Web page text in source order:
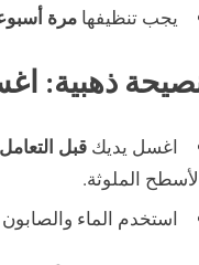
يجب تنظيفها مرة
ذهبية:
اغسل يديك قبل
الملوثة.
استخدم الماء